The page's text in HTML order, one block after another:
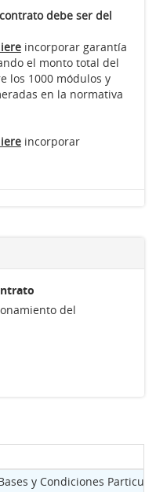
debe ser del
incorporar garantía
el monto total del
los 1000 módulos y
en la normativa
incorporar
del
y Condiciones